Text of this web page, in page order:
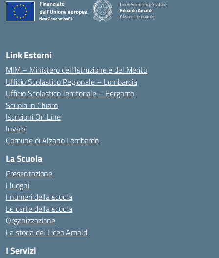
Liceo Scientifico Statale
Edoardo Amaldi
Alzano Lombardo
Link Esterni
MIM – Ministero dell’Istruzione e del Merito
Ufficio Scolastico Regionale – Lombardia
Ufficio Scolastico Territoriale – Bergamo
Scuola in Chiaro
Iscrizioni On Line
Invalsi
Comune di Alzano Lombardo
La Scuola
Presentazione
I luoghi
I numeri della scuola
Le carte della scuola
Organizzazione
La storia del Liceo Amaldi
I Servizi